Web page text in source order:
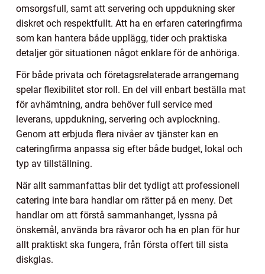
omsorgsfull, samt att servering och uppdukning sker
diskret och respektfullt. Att ha en erfaren cateringfirma
som kan hantera både upplägg, tider och praktiska
detaljer gör situationen något enklare för de anhöriga.
För både privata och företagsrelaterade arrangemang
spelar flexibilitet stor roll. En del vill enbart beställa mat
för avhämtning, andra behöver full service med
leverans, uppdukning, servering och avplockning.
Genom att erbjuda flera nivåer av tjänster kan en
cateringfirma anpassa sig efter både budget, lokal och
typ av tillställning.
När allt sammanfattas blir det tydligt att professionell
catering inte bara handlar om rätter på en meny. Det
handlar om att förstå sammanhanget, lyssna på
önskemål, använda bra råvaror och ha en plan för hur
allt praktiskt ska fungera, från första offert till sista
diskglas.